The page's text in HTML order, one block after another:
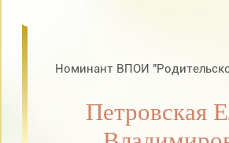
Номинант ВПОИ
Петровская